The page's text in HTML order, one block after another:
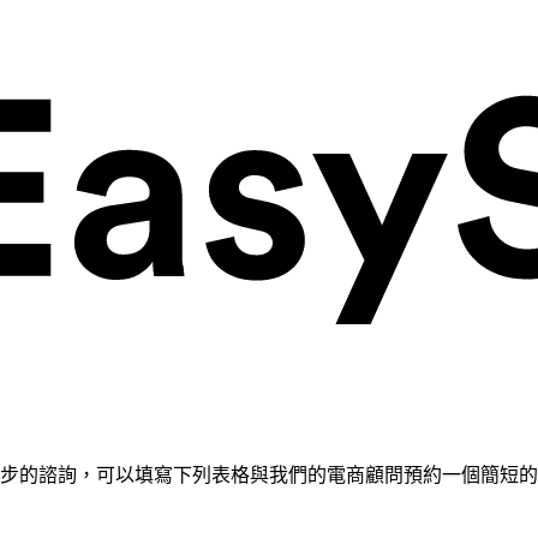
的諮詢，可以填寫下列表格與我們的電商顧問預約一個簡短